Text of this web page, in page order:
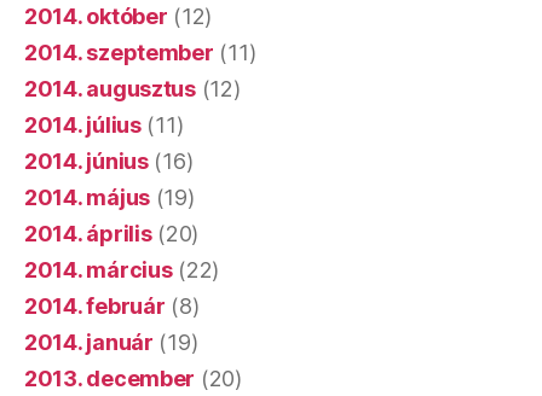
2014. október (12)
2014. szeptember (11)
2014. augusztus(12)
2014. július(11)
2014. június(16)
2014. május (19)
2014. április(20)
2014. március(22)
2014. február (8)
2014. január (19)
2013. december (20)